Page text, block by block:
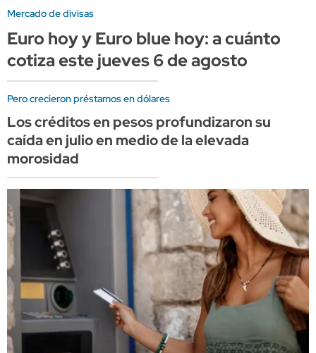
Mercado de divisas
Euro hoy y Euro blue hoy: a cuánto
cotiza este jueves 6 de agosto
Pero crecieron préstamos en dólares
Los créditos en pesos profundizaron su
caída en julio en medio de la elevada
morosidad